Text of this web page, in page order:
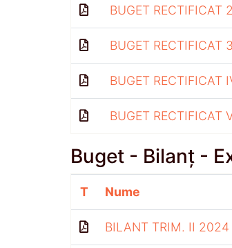
BUGET RECTIFICAT
BUGET RECTIFICAT
BUGET RECTIFICAT
BUGET RECTIFICAT
Buget - Bilanț -
T Nume
BILANT TRIM. II 2024